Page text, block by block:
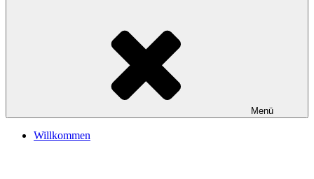
Menü
Willkommen